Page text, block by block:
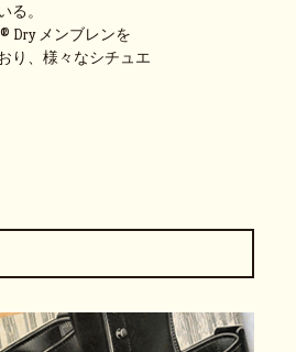
る。
Dry メンブレンを
り、様々なシチュエ